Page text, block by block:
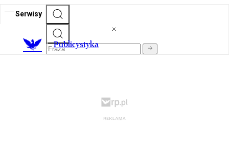
Serwisy
Publicystyka